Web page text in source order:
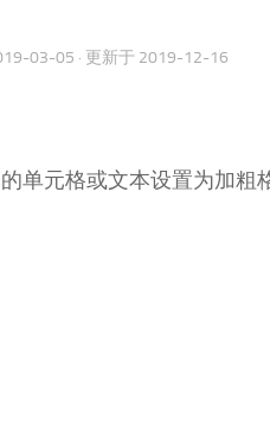
03-05 · 更新于 2019-12-16
单元格或文本设置为加粗